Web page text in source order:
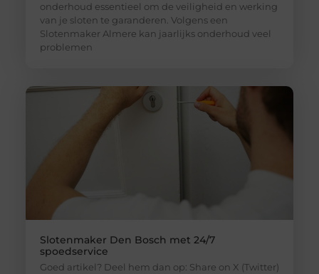
onderhoud essentieel om de veiligheid en werking
van je sloten te garanderen. Volgens een
Slotenmaker Almere kan jaarlijks onderhoud veel
problemen
Slotenmaker Den Bosch met 24/7
spoedservice
Goed artikel? Deel hem dan op: Share on X (Twitter)